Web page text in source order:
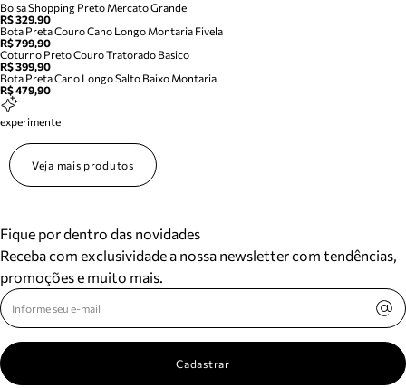
Bolsa Shopping Preto Mercato Grande
R$ 329,90
Bota Preta Couro Cano Longo Montaria Fivela
R$ 799,90
Coturno Preto Couro Tratorado Basico
R$ 399,90
Bota Preta Cano Longo Salto Baixo Montaria
R$ 479,90
experimente
Veja mais produtos
Fique por dentro das novidades
Receba com exclusividade a nossa newsletter com tendências,
promoções e muito mais.
Cadastrar